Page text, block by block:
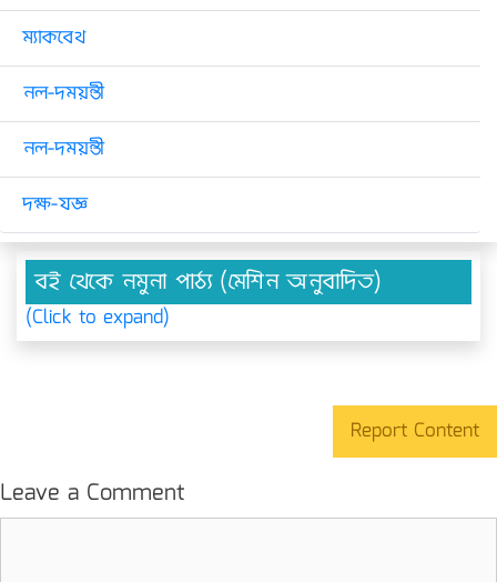
ম্যাকবেথ
নল-দময়ন্তী
নল-দময়ন্তী
দক্ষ-যজ্ঞ
বই থেকে নমুনা পাঠ্য (মেশিন অনুবাদিত)
(Click to expand)
Report Content
Leave a Comment